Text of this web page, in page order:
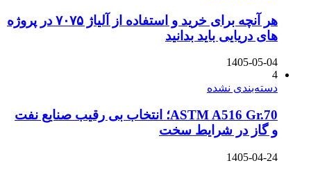
هر آنچه برای خرید و استفاده از آلیاژ ۷۰۷۵ در پروژه
های دریایی باید بدانید
1405-05-04
4
دسته‌بندی نشده
ASTM A516 Gr.70؛ انتخاب بی رقیب صنایع نفت
و گاز در شرایط سخت
1405-04-24